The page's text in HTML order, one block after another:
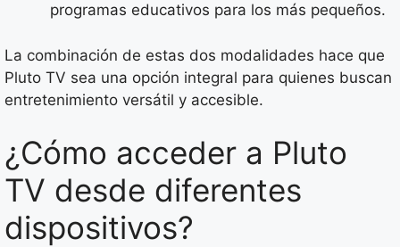
programas educativos para los más pequeños.
La combinación de estas dos modalidades hace que
Pluto TV sea una opción integral para quienes buscan
entretenimiento versátil y accesible.
¿Cómo acceder a Pluto
TV desde diferentes
dispositivos?